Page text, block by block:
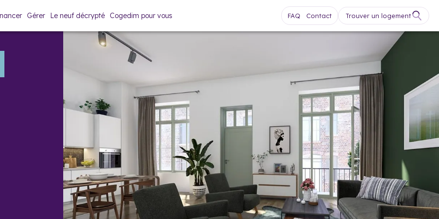
Gérer Le neuf décrypté Cogedim pour vous FAQ Contact Trouver un logement
Contact